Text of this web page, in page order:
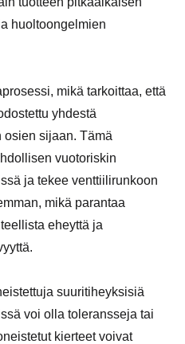
huoltoongelmien
mikä tarkoittaa, että
yhdestä
sijaan. Tämä
vuotoriskin
ja tekee venttiilirunkoon
mikä parantaa
eheyttä ja
suuritiheyksisiä
voi olla toleransseja tai
kierteet voivat